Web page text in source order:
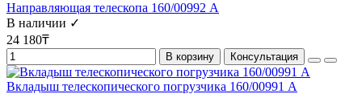
Направляющая телескопа 160/00992 А
В наличии ✓
24 180₸
В корзину Консультация
Вкладыш телескопического погрузчика 160/00991 А